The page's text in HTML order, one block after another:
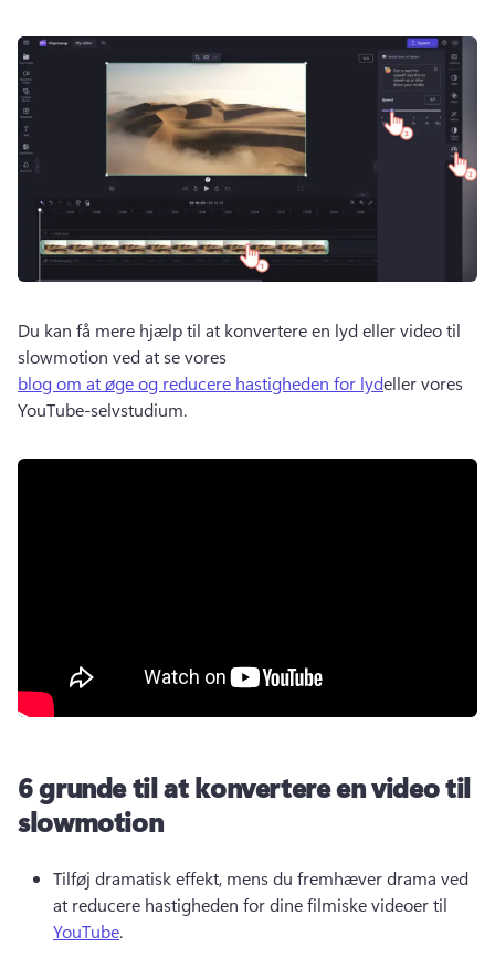
Du kan få mere hjælp til at konvertere en lyd eller video til
slowmotion ved at se vores
blog om at øge og reducere hastigheden for lydeller vores
YouTube-selvstudium.
6 grunde til at konvertere en video til
slowmotion
Tilføj dramatisk effekt, mens du fremhæver drama ved
at reducere hastigheden for dine filmiske videoer til
YouTube.